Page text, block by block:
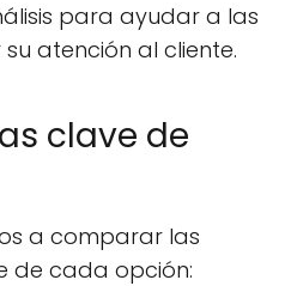
para ayudar a las
atención al cliente.
clave de
a comparar las
de cada opción: